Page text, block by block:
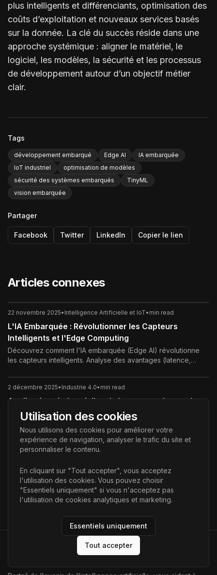
plus intelligents et différenciants, optimisation des
coûts d’exploitation et nouveaux services basés
sur la donnée. La clé du succès réside dans une
approche systémique : aligner le matériel, le
logiciel, les modèles, la sécurité et les processus
de développement autour d’un objectif métier
clair.
Tags
développement embarqué Edge AI
IA embarquée
IoT industriel
optimisation de modèles
sécurité des systèmes embarqués
TinyML
vision embarquée
Partager
Facebook Twitter LinkedIn Copier le lien
Articles connexes
22 novembre 2025• Intelligence Artificielle et IoT• min read
L'IA Embarquée : Révolutionner les Capteurs
Intelligents et l'Edge Computing
Découvrez comment l'IA embarquée (Edge AI) révolutionne
les capteurs intelligents. Analyse des avantages (latence,
applications concrètes (Industrie 4.0, Villes Intelligentes).
2 décembre 2025• Industrie 4.0• min read
Applications industrielles de la commande vocale :
usages, bénéfices et limites
l’industrie : logistique, maintenance, production, sécurité.
Applications concrètes, bénéfices, limites et bonnes pratiques
pour réussir un projet de voix en environnement industriel.
Jumeaux numériques boostés par l’IA : la nouvelle
révolution de l’industrie et des services
Découvrez comment les jumeaux numériques boostés par
bâtiment, la santé et la logistique. Définition, fonctionnement,
cas d’usage, bénéfices, défis et bonnes pratiques pour réussir
votre projet de digital twin.
Utilisation des cookies
Nous utilisons des cookies pour améliorer votre
expérience de navigation, analyser le trafic du site et
personnaliser le contenu.
En cliquant sur "Tout accepter", vous acceptez
l'utilisation des cookies. Vous pouvez choisir
"Essentiels uniquement" si vous n'acceptez pas
l'utilisation de cookies analytiques et marketing.
Essentiels uniquement
Tout accepter